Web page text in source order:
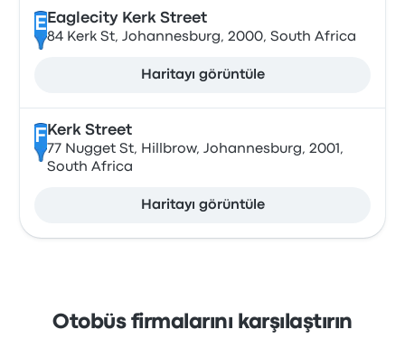
E Eaglecity Kerk Street
84 Kerk St, Johannesburg, 2000, South Africa
Haritayı görüntüle
F Kerk Street
77 Nugget St, Hillbrow, Johannesburg, 2001,
South Africa
Haritayı görüntüle
Otobüs firmalarını karşılaştırın